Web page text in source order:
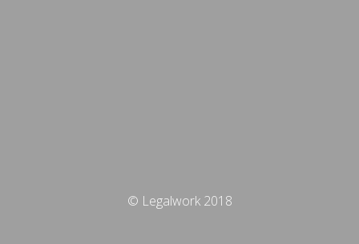
© Legalwork 2018